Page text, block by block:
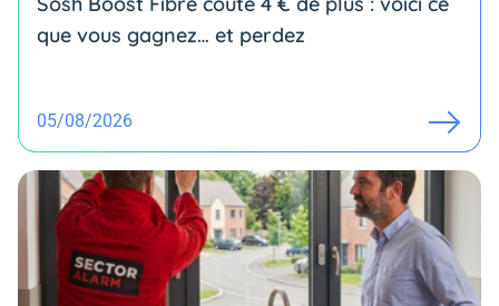
que vous gagnez… et perdez
05/08/2026